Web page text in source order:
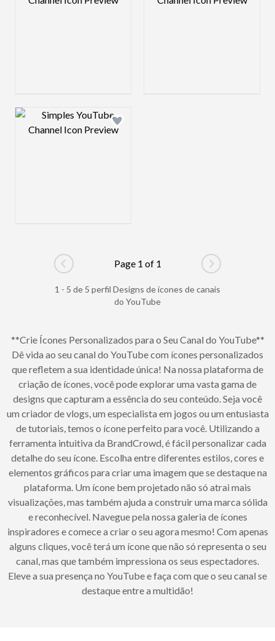
Design preview image
Go to previous page
Page 1 of 1
Go to next
1 - 5 de 5 perfil Designs de ícones de canais
do YouTube
**Crie Ícones Personalizados para o Seu Canal do YouTube**
Dê vida ao seu canal do YouTube com ícones personalizados
que refletem a sua identidade única! Na nossa plataforma de
criação de ícones, você pode explorar uma vasta gama de
designs que capturam a essência do seu conteúdo. Seja você
um criador de vlogs, um especialista em jogos ou um entusiasta
de tutoriais, temos o ícone perfeito para você. Utilizando a
ferramenta intuitiva da BrandCrowd, é fácil personalizar cada
detalhe do seu ícone. Escolha entre diferentes estilos, cores e
elementos gráficos para criar uma imagem que se destaque na
plataforma. Um ícone bem projetado não só atrai mais
visualizações, mas também ajuda a construir uma marca sólida
e reconhecível. Navegue pela nossa galeria de ícones
inspiradores e comece a criar o seu agora mesmo! Com apenas
alguns cliques, você terá um ícone que não só representa o seu
canal, mas que também impressiona os seus espectadores.
Eleve a sua presença no YouTube e faça com que o seu canal se
destaque entre a multidão!